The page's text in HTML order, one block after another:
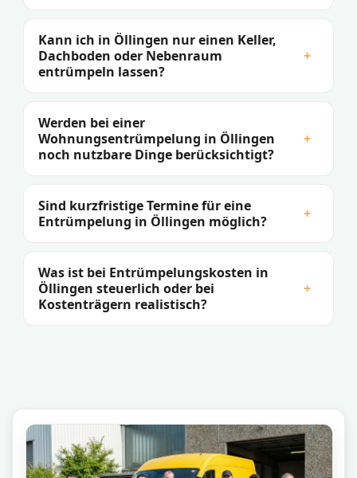
Kann ich in Öllingen nur einen Keller,
Dachboden oder Nebenraum
entrümpeln lassen?
+
Werden bei einer
Wohnungsentrümpelung in Öllingen
noch nutzbare Dinge berücksichtigt?
+
Sind kurzfristige Termine für eine
Entrümpelung in Öllingen möglich?
+
Was ist bei Entrümpelungskosten in
Öllingen steuerlich oder bei
Kostenträgern realistisch?
+